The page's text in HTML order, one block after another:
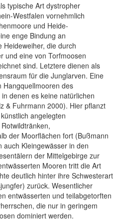
typische Art dystropher
Westfalen vornehmlich
und Heide-
enge Bindung an
Heideweiher, die durch
und eine von Torfmoosen
sind. Letztere dienen als
für die Junglarven. Eine
Hangquellmooren des
denen es keine natürlichen
& Fuhrmann 2000). Hier pflanzt
angelegten
der Moorflächen fort (Bußmann
Kleingewässer in den
der Mittelgebirge zur
Mooren tritt die Art
deutlich hinter ihre Schwesterart
zurück. Wesentlicher
entwässerten und teilabgetorften
die nur in geringem
dominiert werden.